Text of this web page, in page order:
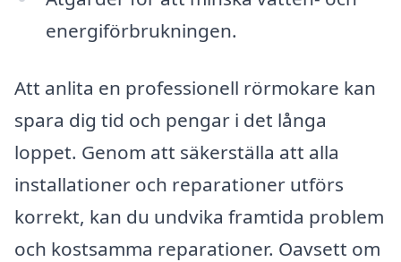
energiförbrukningen.
Att anlita en professionell rörmokare kan
spara dig tid och pengar i det långa
loppet. Genom att säkerställa att alla
installationer och reparationer utförs
korrekt, kan du undvika framtida problem
och kostsamma reparationer. Oavsett om